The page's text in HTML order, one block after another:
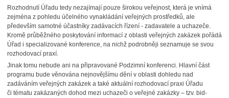
Rozhodnutí Úřadu tedy nezajímají pouze širokou veřejnost, která je vnímá
zejména z pohledu účelného vynakládání veřejných prostředků, ale
především samotné účastníky zadávacích řízení - zadavatele a uchazeče.
Kromě průběžného poskytování informací z oblasti veřejných zakázek pořádá
Úřad i specializované konference, na nichž podrobněji seznamuje se svou
rozhodovací praxí.
Jinak tomu nebude ani na připravované Podzimní konferenci. Hlavní část
programu bude věnována nejnovějšímu dění v oblasti dohledu nad
zadáváním veřejných zakázek a také aktuální rozhodovací praxi Úřadu
či tématu zakázaných dohod mezi uchazeči o veřejné zakázky – tzv. bid-